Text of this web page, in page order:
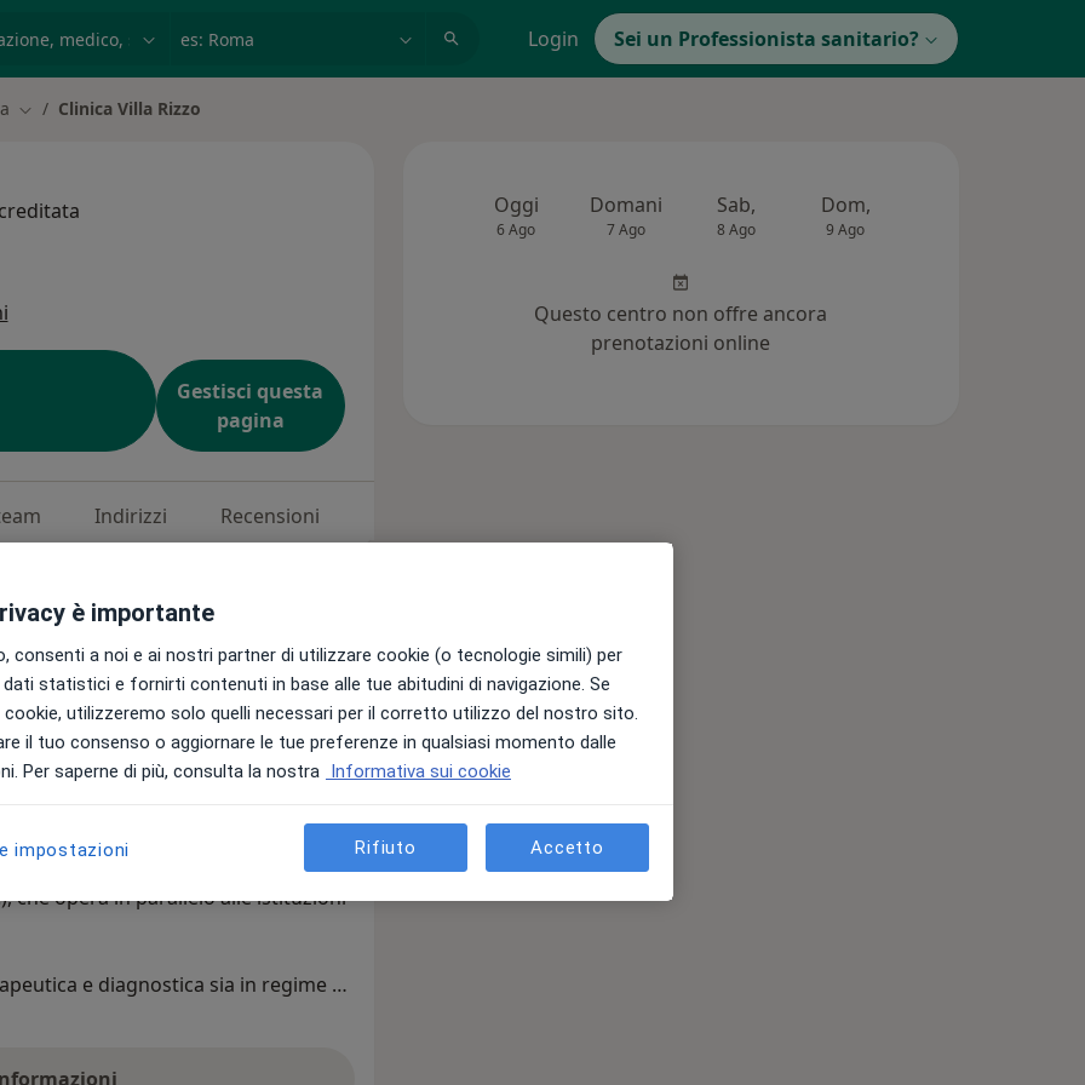
Login Sei un Professionista sanitario?
Cambia città
Clinica Villa Rizzo
Gestisci questa
pagina
Indirizzi Recensioni
Altre specializzazioni
istituto clinico privato, accreditato
che opera in parallelo alle istituzioni
e diagnostica sia in regime di
branche specialistiche mediche,
Oggi
6 Ago
Domani
7 Ago
Sab,
8 Ago
Dom,
9 Ago
Questo centro non offre ancora
prenotazioni online
è importante
consenti a noi e ai nostri partner di utilizzare cookie (o tecnologie simili) per
statistici e fornirti contenuti in base alle tue abitudini di navigazione. Se
utilizzeremo solo quelli necessari per il corretto utilizzo del nostro sito.
il tuo consenso o aggiornare le tue preferenze in qualsiasi momento dalle
Per saperne di più, consulta la nostra Informativa sui cookie
impostazioni Rifiuto Accetto